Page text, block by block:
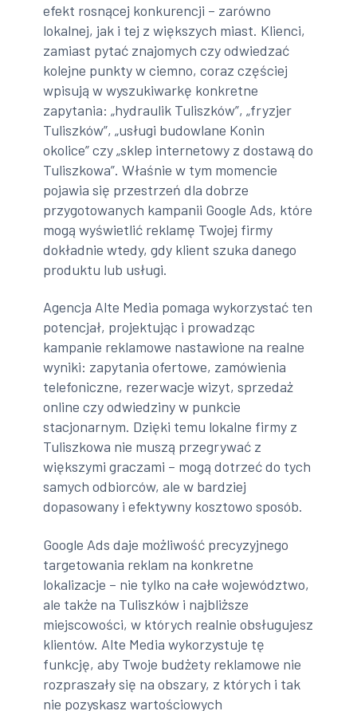
efekt rosnącej konkurencji – zarówno
lokalnej, jak i tej z większych miast. Klienci,
zamiast pytać znajomych czy odwiedzać
kolejne punkty w ciemno, coraz częściej
wpisują w wyszukiwarkę konkretne
zapytania: „hydraulik Tuliszków”, „fryzjer
Tuliszków”, „usługi budowlane Konin
okolice” czy „sklep internetowy z dostawą do
Tuliszkowa”. Właśnie w tym momencie
pojawia się przestrzeń dla dobrze
przygotowanych kampanii Google Ads, które
mogą wyświetlić reklamę Twojej firmy
dokładnie wtedy, gdy klient szuka danego
produktu lub usługi.
Agencja Alte Media pomaga wykorzystać ten
potencjał, projektując i prowadząc
kampanie reklamowe nastawione na realne
wyniki: zapytania ofertowe, zamówienia
telefoniczne, rezerwacje wizyt, sprzedaż
online czy odwiedziny w punkcie
stacjonarnym. Dzięki temu lokalne firmy z
Tuliszkowa nie muszą przegrywać z
większymi graczami – mogą dotrzeć do tych
samych odbiorców, ale w bardziej
dopasowany i efektywny kosztowo sposób.
Google Ads daje możliwość precyzyjnego
targetowania reklam na konkretne
lokalizacje – nie tylko na całe województwo,
ale także na Tuliszków i najbliższe
miejscowości, w których realnie obsługujesz
klientów. Alte Media wykorzystuje tę
funkcję, aby Twoje budżety reklamowe nie
rozpraszały się na obszary, z których i tak
nie pozyskasz wartościowych